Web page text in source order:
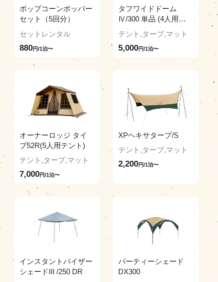
ポップコーンポッパー
セット（5回分）
セットレンタル
880円/1泊〜
タフワイドドーム
Ⅳ/300 単品 (4人用テ
テント,タープ,マット
5,000円/1泊〜
オーナーロッジ タイ
プ52R(5人用テント)
テント,タープ,マット
7,000円/1泊〜
XPヘキサタープ/S
テント,タープ,マット
2,200円/1泊〜
インスタントバイザー
シェードIII /250 DR
パーティーシェード
DX300